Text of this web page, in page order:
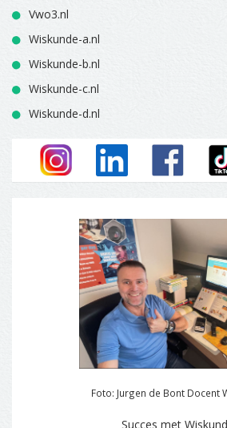
Vwo3.nl
Wiskunde-a.nl
Wiskunde-b.nl
Wiskunde-c.nl
Wiskunde-d.nl
Foto: Jurgen de Bont Docent
Succes met